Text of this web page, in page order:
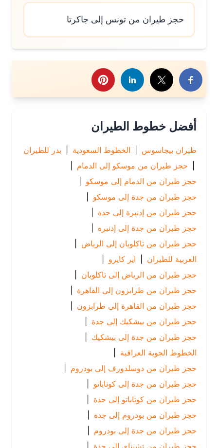
حجز طيران من تونس إلى جاكرتا
هذا الموضوع
أفضل خطوط الطيران
طيران بيجاسوس | الخطوط السعودية | بدر للطيران
حجز طيران من موسكو إلى الدمام
|
حجز طيران من الدمام إلى موسكو |
حجز طيران من جدة إلى موسكو |
حجز طيران من إدنبرة إلى جدة
حجز طيران من جدة إلى إدنبرة |
حجز طيران من تاكلوبان إلى الرياض
|
العربية للطيران | اير كايرو
|
حجز طيران من الرياض إلى تاكلوبان |
حجز طيران من طرابزون إلى القاهرة |
حجز طيران من القاهرة إلى طرابزون |
حجز طيران من بيشكيك إلى جدة
حجز طيران من جدة إلى بيشكيك |
الخطوط الجوية العراقية
حجز طيران من دوسلدورف إلى بودروم |
حجز طيران من جدة إلى كوتاباتو |
حجز طيران من كوتاباتو إلى جدة
حجز طيران من بودروم إلى جدة
حجز طيران من جدة إلى بودروم |
حجز طيران من تشيناي إلى جدة